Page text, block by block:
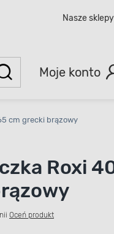
Nasze sklepy
Moje konto
cm grecki brązowy
Roxi
Oceń produkt